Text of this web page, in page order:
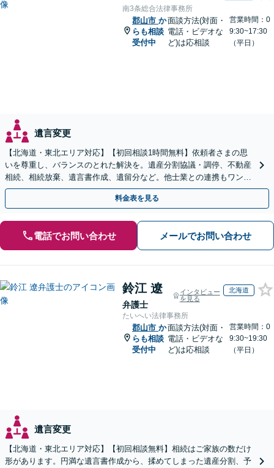
南3条総合法律事務所
郡山市 か
らも相談
受付中
面談方法(対面・
電話・ビデオな
ど)は応相談
営業時間：0
9:30~17:30
（平日）
遺言変更
【北海道・東北エリア対応】【初回相談1時間無料】依頼者さまの思
いを尊重し、バランスのとれた解決を。遺産分割協議・調停、不動産
相続、相続放棄、遺言書作成、遺留分など。他士業との連携もワンス
トップで対応します【休日・夜間面談OK】
料金表を見る
電話でお問い合わせ メールでお問い合わせ
鈴江 遼
弁護士
インタビュー
を見る
北海道
たいへい法律事務所
郡山市 か
らも相談
受付中
面談方法(対面・
電話・ビデオな
ど)は応相談
営業時間：0
9:30~19:30
（平日）
遺言変更
【北海道・東北エリア対応】【初回相談無料】相続はご家族の数だけ
形があります。円満な遺言書作成から、揉めてしまった遺産分割、予